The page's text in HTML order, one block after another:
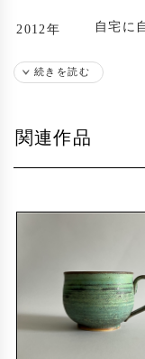
2012年 自宅に
出展歴
2005年
えべつ
受賞歴
続きを読む
関連作品